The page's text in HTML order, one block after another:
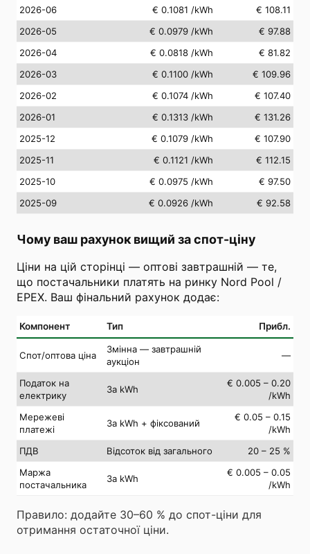
2026-06
€ 0.1081 /kWh
€ 108.11
2026-05
€ 0.0979 /kWh
€ 97.88
2026-04
€ 0.0818 /kWh
€ 81.82
2026-03
€ 0.1100 /kWh
€ 109.96
2026-02
€ 0.1074 /kWh
€ 107.40
2026-01
€ 0.1313 /kWh
€ 131.26
2025-12
€ 0.1079 /kWh
€ 107.90
2025-11
€ 0.1121 /kWh
€ 112.15
2025-10
€ 0.0975 /kWh
€ 97.50
2025-09
€ 0.0926 /kWh € 92.58
Чому ваш рахунок вищий за спот-ціну
Ціни на цій сторінці — оптові завтрашній — те,
що постачальники платять на ринку Nord Pool /
EPEX. Ваш фінальний рахунок додає:
Компонент Тип Прибл.
Спот/оптова ціна
Змінна — завтрашній
аукціон
—
Податок на
електрику
За kWh
€ 0.005 – 0.20
/kWh
Мережеві
платежі
За kWh + фіксований
€ 0.05 – 0.15
/kWh
ПДВ
Відсоток від загального
20 – 25 %
Маржа
постачальника
За kWh
€ 0.005 – 0.05
/kWh
Правило: додайте 30–60 % до спот-ціни для
отримання остаточної ціни.